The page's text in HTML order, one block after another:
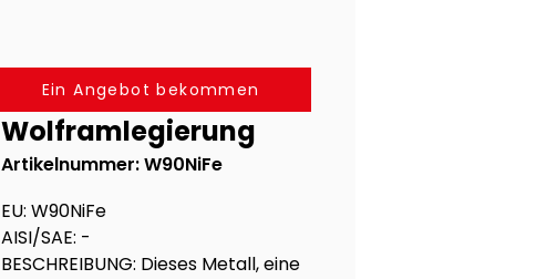
Wolframlegierung
Artikelnummer: W90NiFe
EU: W90NiFe
AISI/SAE: -
BESCHREIBUNG: Dieses Metall, eine
Ein Angebot bekommen